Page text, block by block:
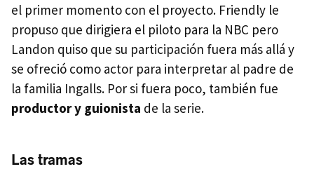
el primer momento con el proyecto. Friendly le
propuso que dirigiera el piloto para la NBC pero
Landon quiso que su participación fuera más allá y
se ofreció como actor para interpretar al padre de
la familia Ingalls. Por si fuera poco, también fue
productor y guionista de la serie.
Las tramas